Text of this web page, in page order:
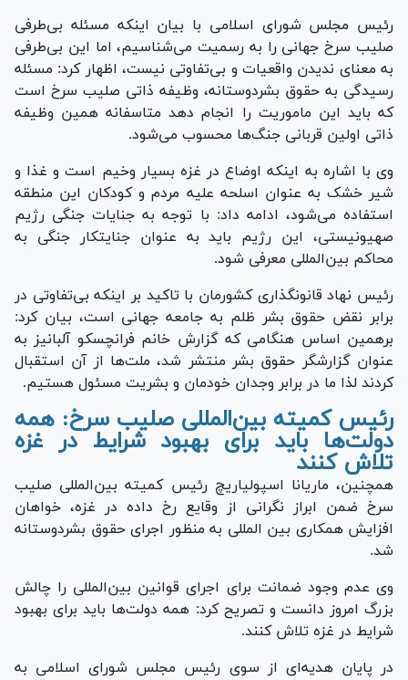
رئیس مجلس شورای اسلامی با بیان اینکه مسئله بی‌طرفی
صلیب سرخ جهانی را به رسمیت می‌شناسیم، اما این بی‌طرفی
به معنای ندیدن واقعیات و بی‌تفاوتی نیست، اظهار کرد: مسئله
رسیدگی به حقوق بشردوستانه، وظیفه ذاتی صلیب سرخ است
که باید این ماموریت را انجام دهد متاسفانه همین وظیفه
ذاتی اولین قربانی جنگ‌ها محسوب می‌شود.
وی با اشاره به اینکه اوضاع در غزه بسیار وخیم است و غذا و
شیر خشک به عنوان اسلحه علیه مردم و کودکان این منطقه
استفاده می‌شود، ادامه داد: با توجه به جنایات جنگی رژیم
صهیونیستی، این رژیم باید به عنوان جنایتکار جنگی به
محاکم بین‌المللی معرفی شود.
رئیس نهاد قانونگذاری کشورمان با تاکید بر اینکه بی‌تفاوتی در
برابر نقض حقوق بشر ظلم به جامعه جهانی است، بیان کرد:
برهمین اساس هنگامی که گزارش خانم فرانچسکو آلبانیز به
عنوان گزارشگر حقوق بشر منتشر شد، ملت‌ها از آن استقبال
کردند لذا ما در برابر وجدان خودمان و بشریت مسئول هستیم.
رئیس کمیته بین‌المللی صلیب سرخ: همه
دولت‌ها باید برای بهبود شرایط در غزه
تلاش کنند
همچنین، ماریانا اسپولیاریچ رئیس کمیته بین‌المللی صلیب
سرخ ضمن ابراز نگرانی از وقایع رخ داده در غزه، خواهان
افزایش همکاری بین المللی به منظور اجرای حقوق بشردوستانه
شد.
وی عدم وجود ضمانت برای اجرای قوانین بین‌المللی را چالش
بزرگ امروز دانست و تصریح کرد: همه دولت‌ها باید برای بهبود
شرایط در غزه تلاش کنند.
در پایان هدیه‌ای از سوی رئیس مجلس شورای اسلامی به